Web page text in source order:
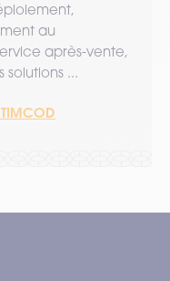
au
après-vente,
...
TIMCOD